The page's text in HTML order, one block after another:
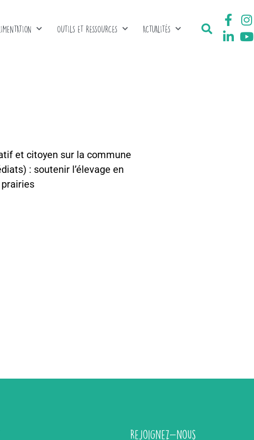
OUTILS ET RESSOURCES ACTUALITÉS
et citoyen sur la commune
: soutenir l’élevage en
Rejoignez-nous